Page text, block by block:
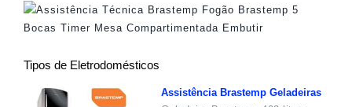
Tipos de Eletrodomésticos
Assistência Brastemp Geladeiras